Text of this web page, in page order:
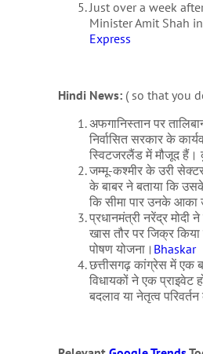
Just over a week
Minister Amit Shah
Express
Hindi News: ( so that you
अफगानिस्तान पर
निर्वासित सरकार के
स्विटजरलैंड में मौजूद हैं।
जम्मू-कश्मीर के उरी
के बाबर ने बताया कि
कि सीमा पार उनके आका
प्रधानमंत्री नरेंद्र
खास तौर पर जिक्र
पोषण योजना। Bhaskar
छत्तीसगढ़ कांग्रेस में एक
विधायकों ने एक
बदलाव या नेतृत्व